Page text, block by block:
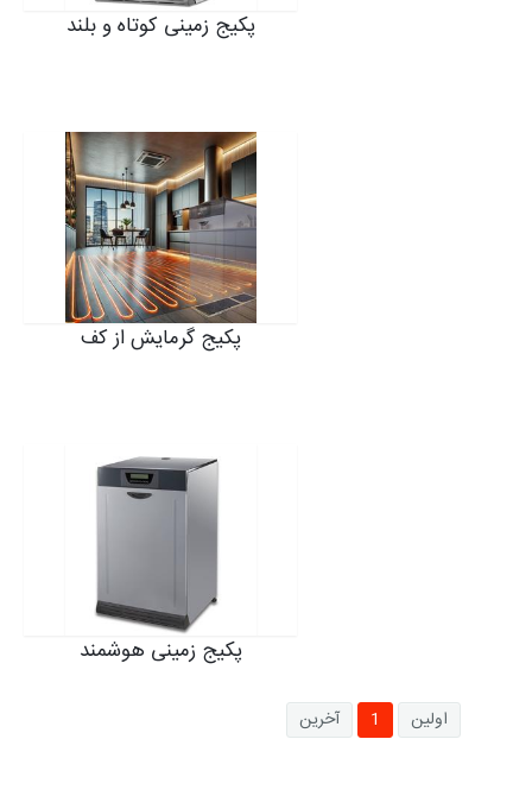
پکیج‌ زمینی کوتاه و بلند
پکیج گرمایش از کف
پکیج زمینی هوشمند
اولین 1 آخرین